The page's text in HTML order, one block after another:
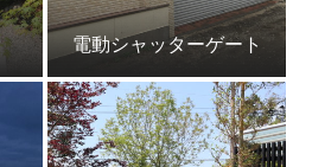
電動シャッターゲート